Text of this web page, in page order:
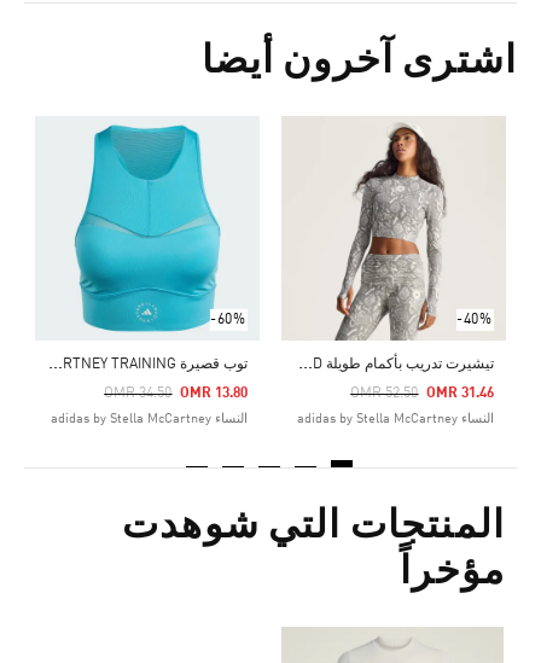
اشترى آخرون أيضا
-40%
ت
يشيرت تدريب بأكمام طويلة ADIDAS BY STELLA MCCARTNEY CROP PRINTED
Price Reduced From
OMR 52.50
To OMR 31.46
النساء adidas by Stella McCartney
-60%
ت
وب قصيرة ADIDAS BY STELLA MCCARTNEY TRAINING
Price Reduced From
OMR 34.50
To OMR 13.80
النساء adidas by Stella McCartney
المنتجات التي شوهدت
مؤخراً